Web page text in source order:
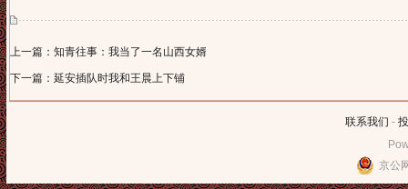
上一篇：知青往事：我当了一名山西女婿
下一篇：延安插队时我和王晨上下铺
联系我们 -
京公